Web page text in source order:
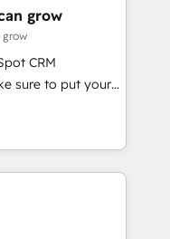
& Data
fix what others
in client
to move
systems that
grow
grow
CRM
sure to put your
and think along
satisfied once
Sales & Service
data